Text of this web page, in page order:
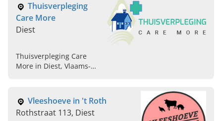
Thuisverpleging
Care More
Diest
Thuisverpleging Care
More in Diest, Vlaams-
sociaal contact. Deze
ervaren
verpleegkundigen staan
Vleeshoeve in 't Roth
Rothstraat 113, Diest